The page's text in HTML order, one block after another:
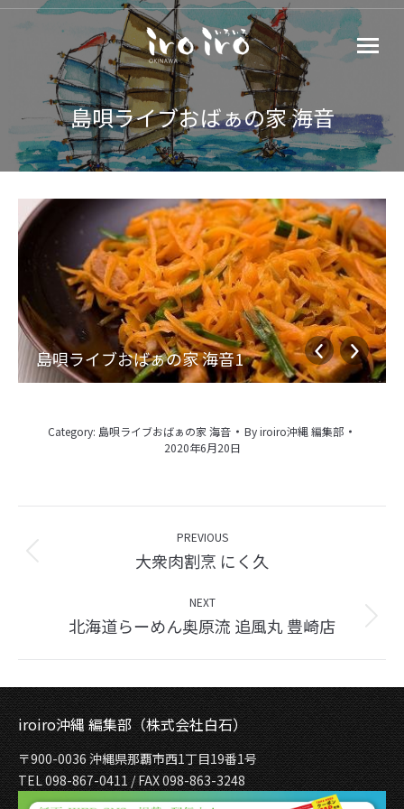
島唄ライブおばぁの家 海音
島唄ライブおばぁの家 海音1
Category: 島唄ライブおばぁの家 海音 Byiroiro沖縄 編集部
2020年6月20日
navigation
PREVIOUS
Previous
大衆肉割烹 にく久
NEXT
Next
北海道らーめん奥原流 追風丸 豊崎店
iroiro沖縄 編集部（株式会社白石）
〒900-0036 沖縄県那覇市西1丁目19番1号
TEL 098-867-0411 / FAX 098-863-3248